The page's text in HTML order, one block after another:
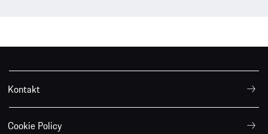
Kontakt
Cookie Policy